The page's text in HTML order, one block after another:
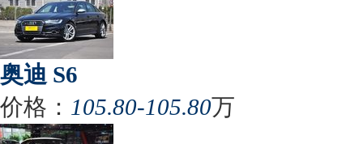
奥迪 S6
价格： 105.80-105.80万